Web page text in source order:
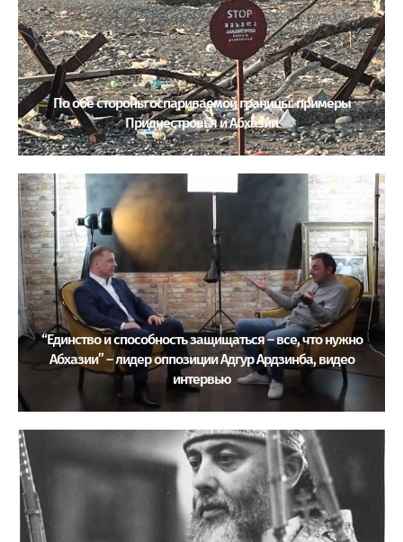
По обе стороны оспариваемой границы: примеры
Приднестровья и Абхазии
“Единство и способность защищаться – все, что нужно
Абхазии” – лидер оппозиции Адгур Ардзинба, видео
интервью